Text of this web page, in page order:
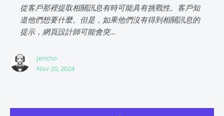
從客戶那裡提取相關訊息有時可能具有挑戰性。客戶知
道他們想要什麼。但是，如果他們沒有得到相關訊息的
提示，網頁設計師可能會突...
Jericho
Nov 20, 2024